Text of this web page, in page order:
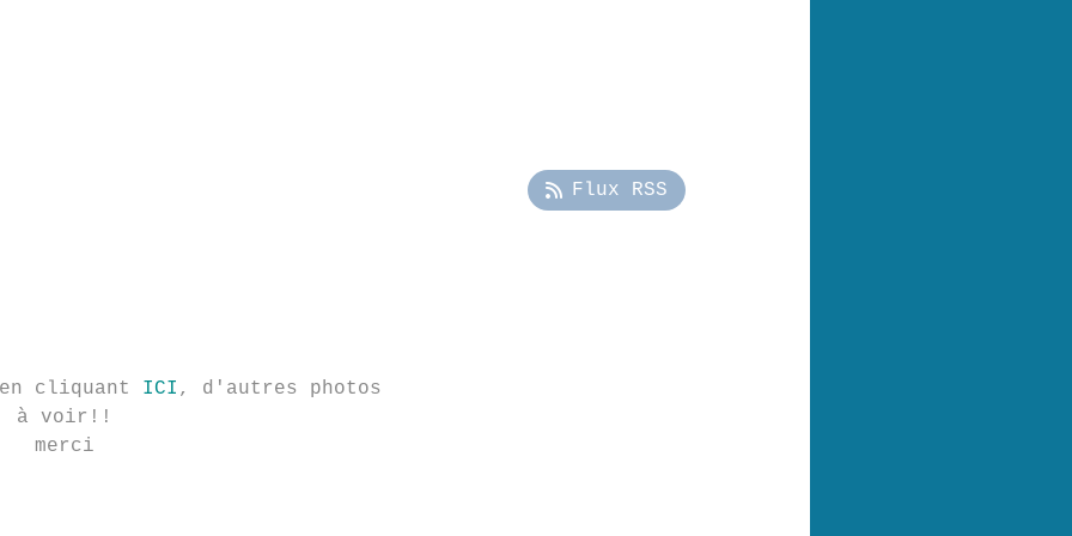
cliquant ICI , d'autres photos
à voir!!
merci
Flux RSS